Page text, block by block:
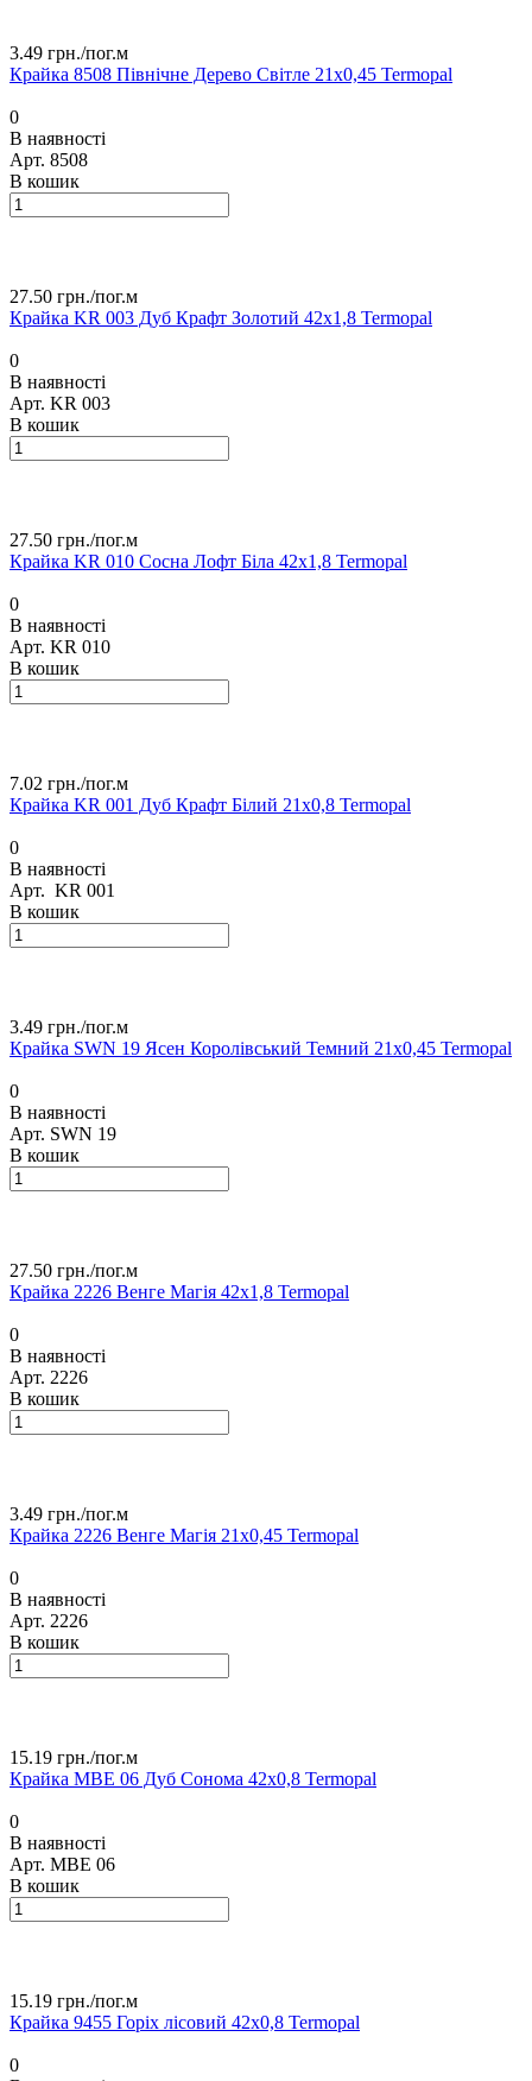
3.49 грн./пог.м
Крайка 8508 Північне Дерево Світле 21х0,45 Termopal
0
В наявності
Арт. 8508
В кошик
27.50 грн./пог.м
Крайка KR 003 Дуб Крафт Золотий 42х1,8 Termopal
0
В наявності
Арт. KR 003
В кошик
27.50 грн./пог.м
Крайка KR 010 Сосна Лофт Біла 42х1,8 Termopal
0
В наявності
Арт. KR 010
В кошик
7.02 грн./пог.м
Крайка KR 001 Дуб Крафт Білий 21х0,8 Termopal
0
В наявності
Арт. KR 001
В кошик
3.49 грн./пог.м
Крайка SWN 19 Ясен Королівський Темний 21х0,45 Termopal
0
В наявності
Арт. SWN 19
В кошик
27.50 грн./пог.м
Крайка 2226 Венге Магія 42х1,8 Termopal
0
В наявності
Арт. 2226
В кошик
3.49 грн./пог.м
Крайка 2226 Венге Магія 21х0,45 Termopal
0
В наявності
Арт. 2226
В кошик
15.19 грн./пог.м
Крайка МВЕ 06 Дуб Сонома 42х0,8 Termopal
0
В наявності
Арт. МВЕ 06
В кошик
15.19 грн./пог.м
Крайка 9455 Горіх лісовий 42х0,8 Termopal
0